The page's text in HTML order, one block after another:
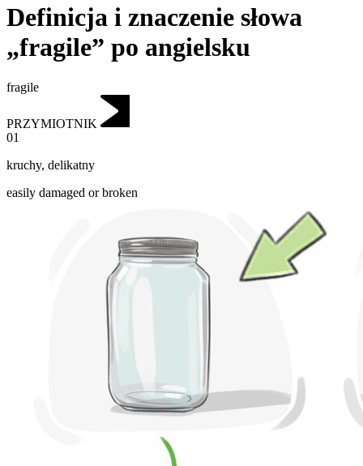
Definicja i znaczenie słowa
„fragile” po angielsku
fragile
PRZYMIOTNIK
01
kruchy, delikatny
easily damaged or broken